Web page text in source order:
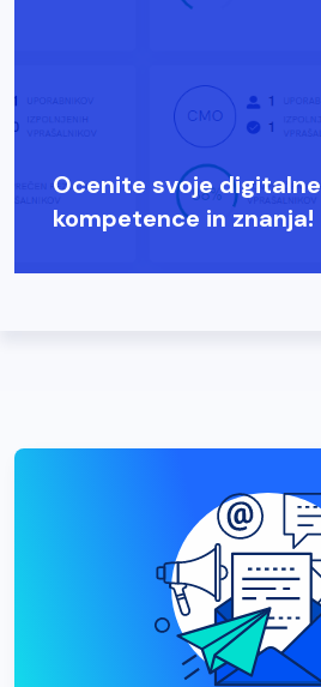
Ocenite svoje digitalne
kompetence in znanja!